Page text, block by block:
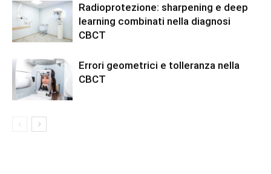
Radioprotezione: sharpening e deep
learning combinati nella diagnosi
CBCT
Errori geometrici e tolleranza nella
CBCT